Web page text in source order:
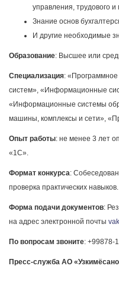
управления, трудового и
Знание основ
И другие необходимые
Образование: Высшее или
Специализация:
систем», «Информационные
«Информационные системы
машины, комплексы и сети»,
Опыт работы: не менее 3 лет
«1С».
Формат конкурса:
проверка практических навыков.
Форма подачи документов:
на адрес электронной почты
По вопросам звоните: +99878-
Пресс-служба АО